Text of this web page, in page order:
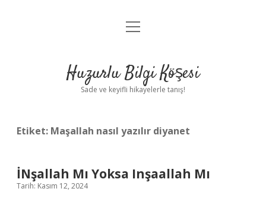
Anasayfa
Yasal Uyarı
menüyü
Huzurlu Bilgi Köşesi
Sade ve keyifli hikayelerle tanış!
Etiket: Maşallah nasıl yazılır diyanet
İNşallah Mı Yoksa Inşaallah Mı
Tarih: Kasım 12, 2024